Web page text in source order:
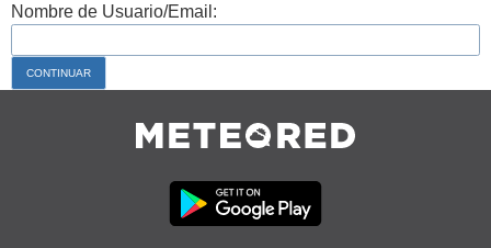
Nombre de Usuario/Email: